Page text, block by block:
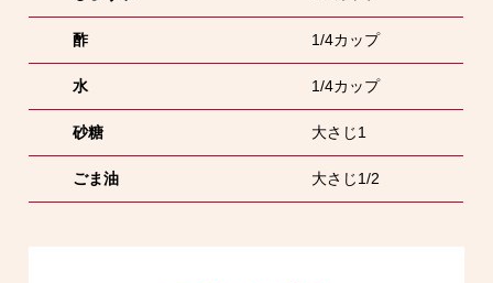
酢 1/4カップ
水 1/4カップ
砂糖 大さじ1
ごま油 大さじ1/2